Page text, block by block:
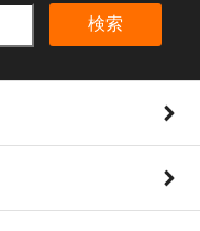
検索